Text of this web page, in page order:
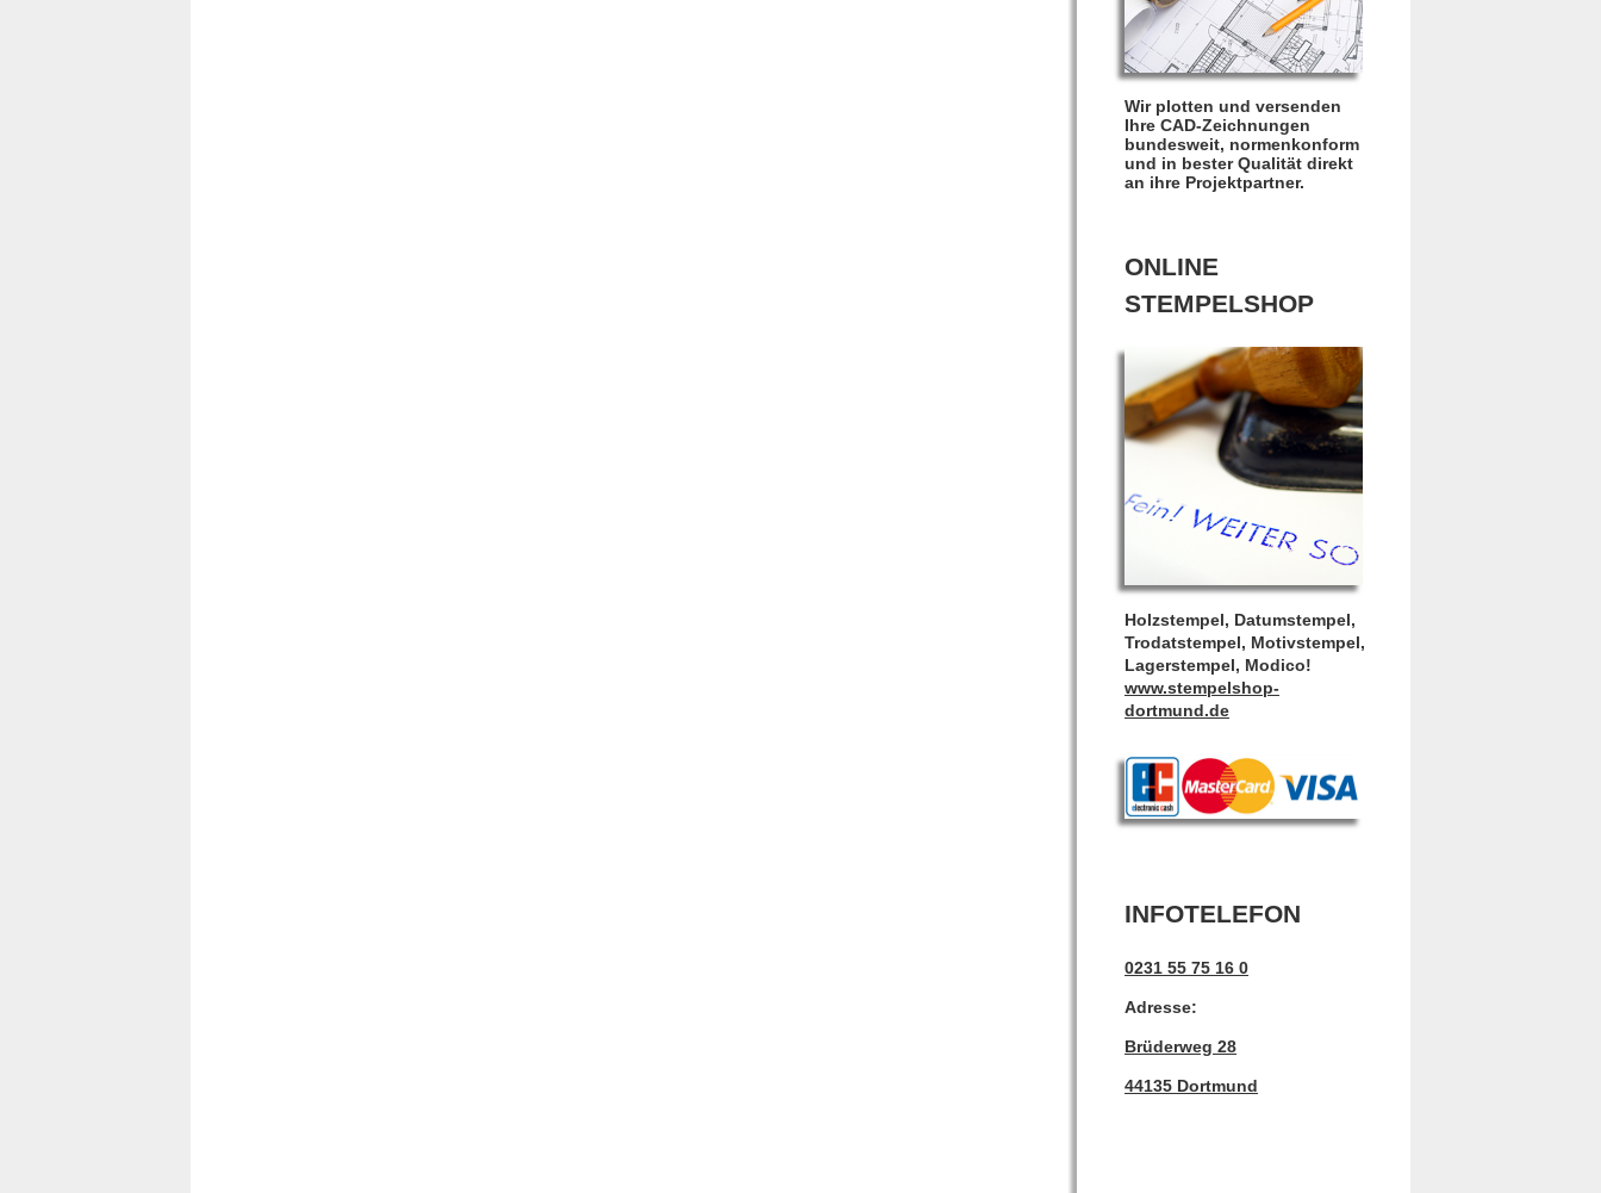
Wir plotten und versenden
Ihre CAD-Zeichnungen
bundesweit, normenkonform
und in bester Qualität direkt
an ihre Projektpartner.
ONLINE
STEMPELSHOP
Holzstempel, Datumstempel,
Trodatstempel, Motivstempel,
Lagerstempel, Modico!
www.stempelshop-
dortmund.de
INFOTELEFON
0231 55 75 16 0
Adresse:
Brüderweg 28
44135 Dortmund